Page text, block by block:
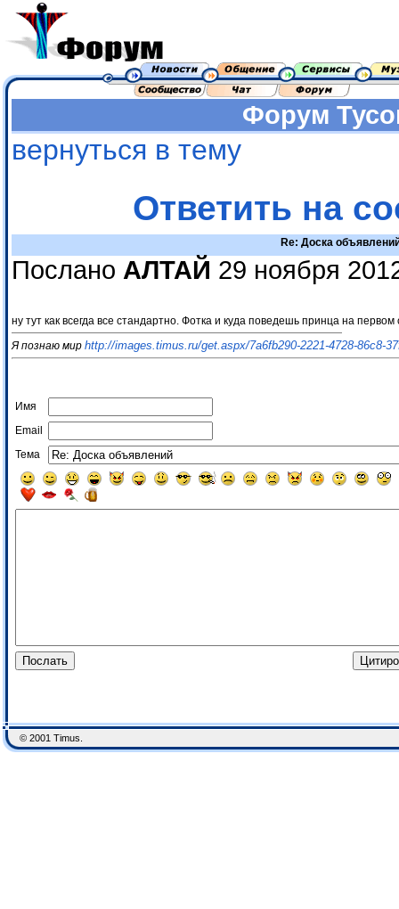
Форум
вернуться в тему
Ответить на
Re: Доска
Послано АЛТАЙ 29 ноября
ну тут как всегда все стандартно. Фотка и куда поведешь принца на первом
Я познаю мир http://images.timus.ru/get.aspx/7a6fb290-2221-4728-86c8-
Имя
Email
Тема
© 2001 Timus.